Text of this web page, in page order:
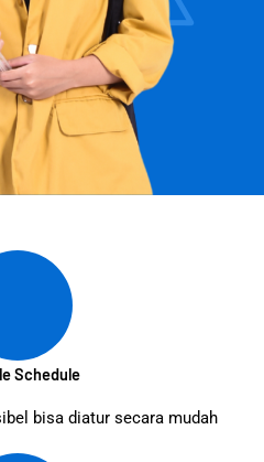
Schedule
bisa diatur secara mudah